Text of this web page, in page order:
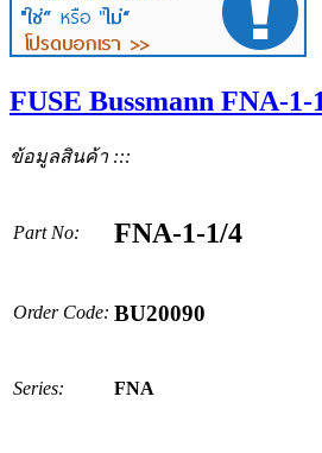
FUSE Bussmann FNA-1-
ข้อมูลสินค้า :::
Part No: FNA-1-1/4
Order Code: BU20090
Series: FNA